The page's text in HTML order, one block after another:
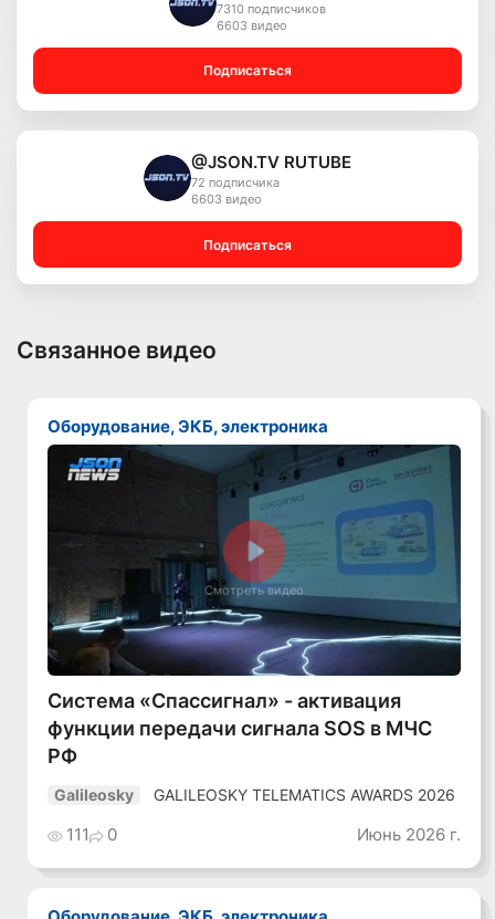
7310 подписчиков
6603 видео
Подписаться
@JSON.TV RUTUBE
72 подписчика
6603 видео
Подписаться
Связанное видео
Оборудование, ЭКБ, электроника
Смотреть видео
Система «Спассигнал» - активация
функции передачи сигнала SOS в МЧС
РФ
Galileosky GALILEOSKY TELEMATICS AWARDS 2026
111 0 Июнь 2026 г.